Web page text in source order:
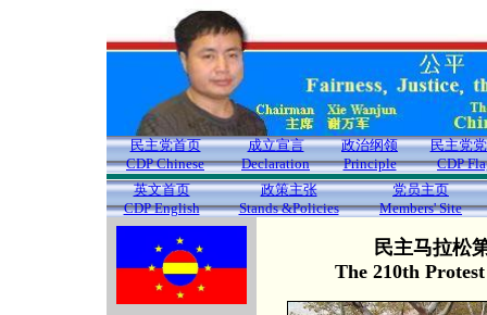
民主党首页
CDP Chinese
成立宣言
Declaration
政治纲领
Principle
民主党
CDP
英文首页
CDP English
政策主张
Stands &Policies
党员主页
Members' Site
民主马拉松
The 210th